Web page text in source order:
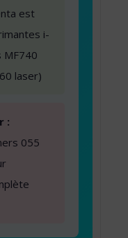
est
i-
MF740
laser)
:
055